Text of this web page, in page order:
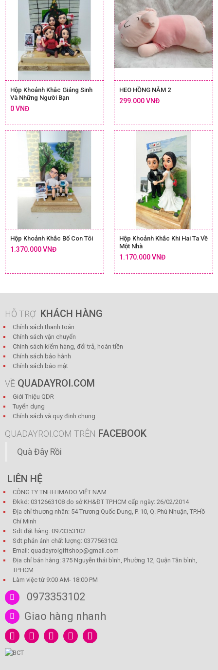
Hộp Khoảnh Khắc Giáng Sinh
Và Những Người Bạn
0 VNĐ
HEO HỒNG NẰM 2
299.000 VNĐ
Hộp Khoảnh Khắc Bố Con Tôi
1.370.000 VNĐ
Hộp Khoảnh Khắc Khi Hai Ta Về
Một Nhà
1.170.000 VNĐ
HỖ TRỢ KHÁCH HÀNG
Chính sách thanh toán
Chính sách vận chuyển
Chính sách kiểm hàng, đổi trả, hoàn tiền
Chính sách bảo hành
Chính sách bảo mật
VỀ QUADAYROI.COM
Giới Thiệu QDR
Tuyển dụng
Chính sách và quy định chung
QUADAYROI.COM TRÊN FACEBOOK
Quà Đây Rồi
LIÊN HỆ
CÔNG TY TNHH IMADO VIỆT NAM
Đkkd: 0312663108 do sở KH&ĐT TP.HCM cấp ngày: 26/02/2014
Địa chỉ thương nhân: 54 Trương Quốc Dung, P. 10, Q. Phú Nhuận, TP.Hồ
Chí Minh
Sdt đặt hàng: 0973353102
Sdt phản ánh chất lượng: 0377563102
Email: quadayroigiftshop@gmail.com
Địa chỉ bán hàng: 375 Nguyễn thái bình, Phường 12, Quận Tân bình,
TP.HCM
Làm việc từ 9:00 AM- 18:00 PM
0973353102
Giao hàng nhanh